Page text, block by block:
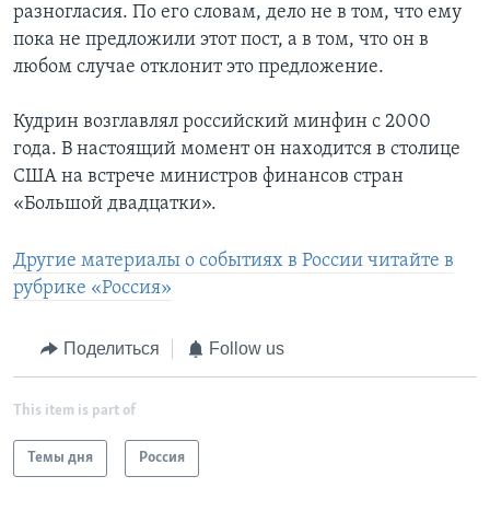
разногласия. По его словам, дело не в том, что ему
пока не предложили этот пост, а в том, что он в
любом случае отклонит это предложение.
Кудрин возглавлял российский минфин с 2000
года. В настоящий момент он находится в столице
США на встрече министров финансов стран
«Большой двадцатки».
Другие материалы о событиях в России читайте в
рубрике «Россия»
Поделиться Follow us
This item is part of
Темы дня Россия